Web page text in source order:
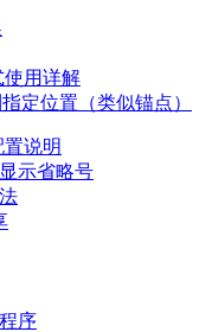
使用详解
定位置（类似锚点）
置说明
示省略号
序